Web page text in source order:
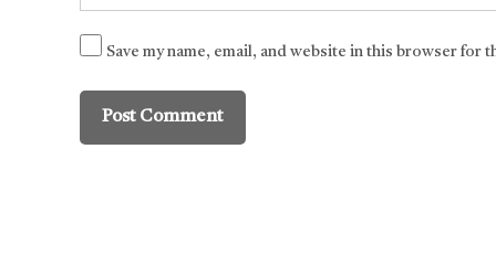
Save my name, email, and website in this browser for